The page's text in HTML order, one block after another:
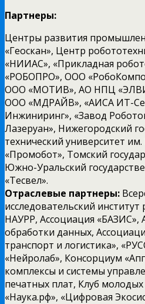
Партнеры:
Центры развития
«Геоскан», Центр
«НИИАС», «Прикладная
«РОБОПРО», ООО
ООО «МОТИВ», АО НПЦ
ООО «МДРАЙВ», «АИСА ИТ-
Инжиниринг», «Завод
Лазеруан», Нижегородский
технический университет им.
«Промобот», Томский
Южно-Уральский
«Тесвел».
Отраслевые партнеры:
исследовательский
НАУРР, Ассоциация «БАЗИС»,
обработки данных,
транспорт и логистика»,
«Нейролаб», Консорциум
комплексы и системы
печатных плат, Клуб
«Наука.рф», «Цифровая